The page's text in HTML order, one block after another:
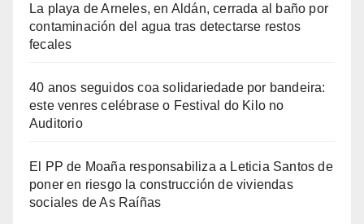
La playa de Arneles, en Aldán, cerrada al baño por
contaminación del agua tras detectarse restos
fecales
40 anos seguidos coa solidariedade por bandeira:
este venres celébrase o Festival do Kilo no
Auditorio
El PP de Moaña responsabiliza a Leticia Santos de
poner en riesgo la construcción de viviendas
sociales de As Raíñas